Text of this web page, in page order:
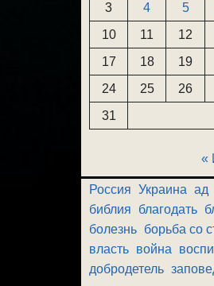
3
4 5
10
11 12
17
18 19
24
25 26
31
«
Россия Украина ад
библия
благодать
болезнь борьба со
власть война
добродетель